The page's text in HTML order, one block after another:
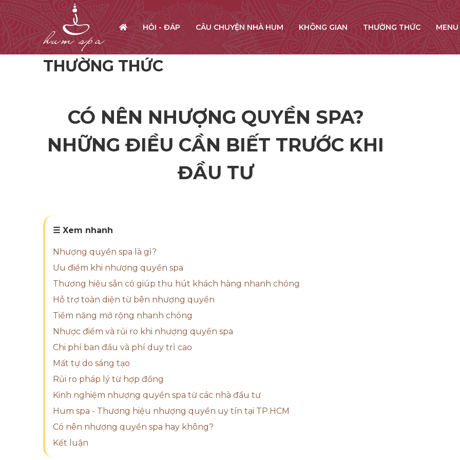
HỎI - ĐÁP CÂU CHUYỆN NHÀ HUM KHÔNG GIAN THƯỜNG THỨC MENU
THƯỜNG THỨC
CÓ NÊN NHƯỢNG QUYỀN SPA?
NHỮNG ĐIỀU CẦN BIẾT TRƯỚC KHI
ĐẦU TƯ
☰ Xem nhanh
Nhượng quyền spa là gì?
Ưu điểm khi nhượng quyền spa
Thương hiệu sẵn có giúp thu hút khách hàng nhanh chóng
Hỗ trợ toàn diện từ bên nhượng quyền
Tiềm năng mở rộng nhanh chóng
Nhược điểm và rủi ro khi nhượng quyền spa
Chi phí ban đầu và phí duy trì cao
Mất tự do sáng tạo
Rủi ro pháp lý từ hợp đồng
Kinh nghiệm nhượng quyền spa từ các nhà đầu tư
Hum spa - Thương hiệu nhượng quyền uy tín tại TP.HCM
Có nên nhượng quyền spa hay không?
Kết luận